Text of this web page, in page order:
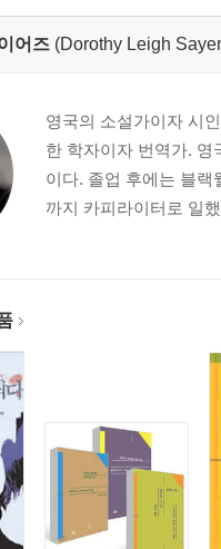
어즈 (Dorothy Leigh
영국의 소설가이자 시
한 학자이자 번역가.
이다. 졸업 후에는 블랙
까지 카피라이터로 일